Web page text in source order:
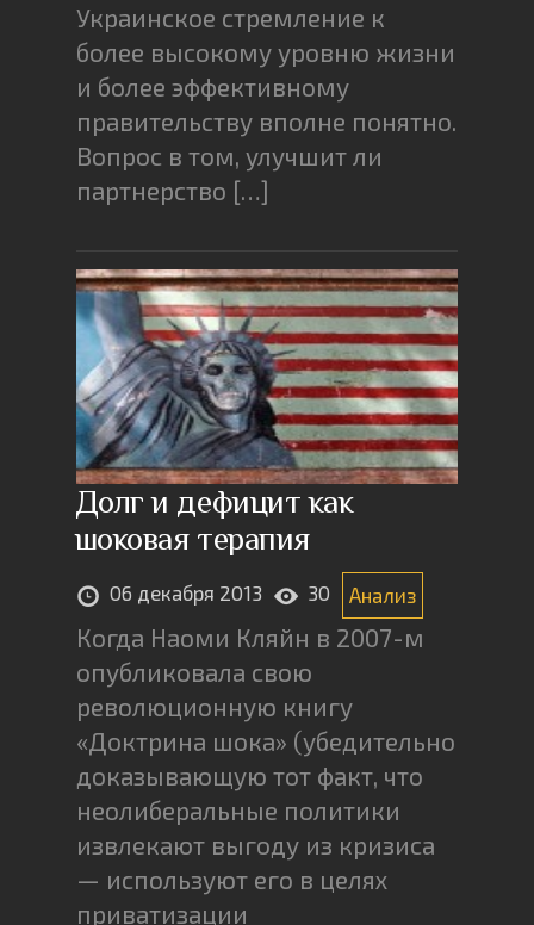
Украинское стремление к
более высокому уровню жизни
и более эффективному
правительству вполне понятно.
Вопрос в том, улучшит ли
партнерство […]
Долг и дефицит как
шоковая терапия
06 декабря 2013 30 Анализ
Когда Наоми Кляйн в 2007-м
опубликовала свою
революционную книгу
«Доктрина шока» (убедительно
доказывающую тот факт, что
неолиберальные политики
извлекают выгоду из кризиса
— используют его в целях
приватизации